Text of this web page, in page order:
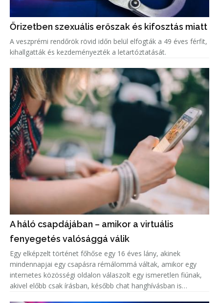
Őrizetben szexuális erőszak és kifosztás miatt
A veszprémi rendőrök rövid időn belül elfogták a 49 éves férfit,
kihallgatták és kezdeményezték a letartóztatását.
A háló csapdájában – amikor a virtuális
fenyegetés valósággá válik
Egy elképzelt történet főhőse egy 16 éves lány, akinek
mindennapjai egy csapásra rémálommá váltak, amikor egy
internetes közösségi oldalon válaszolt egy ismeretlen fiúnak,
akivel előbb csak írásban, később chat hanghívásban is